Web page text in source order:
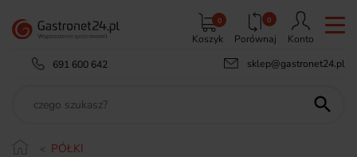
Koszyk
0 0
Porównaj
Konto
691 600 642
sklep@gastronet24.pl

PÓŁKI